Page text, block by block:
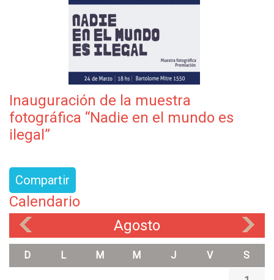
Inauguración de la muestra
fotográfica “Nadie en el mundo es
ilegal”
Compartir
Calendario
Agosto
D L M M J V S